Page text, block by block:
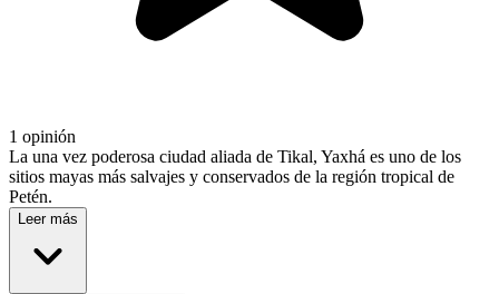
1 opinión
La una vez poderosa ciudad aliada de Tikal, Yaxhá es uno de los
sitios mayas más salvajes y conservados de la región tropical de
Petén.
Leer más